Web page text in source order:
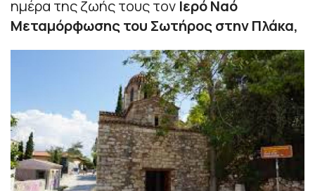
ημέρα της ζωής τους τον Ιερό Ναό
Μεταμόρφωσης του Σωτήρος στην Πλάκα,